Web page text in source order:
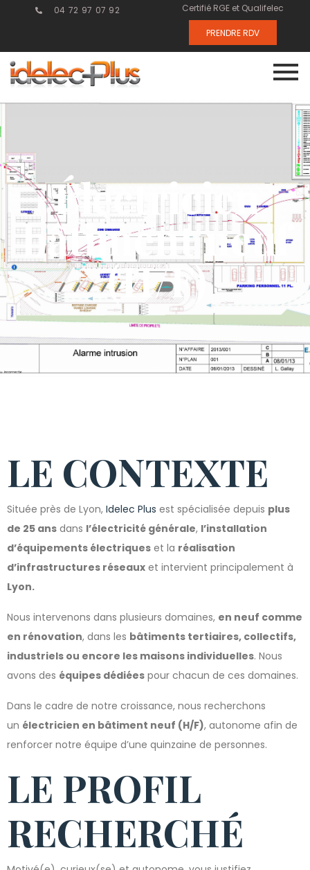
04 72 97 07 92 Certifié RGE et Qualifelec
PRENDRE RDV
Électricien
bâtiment neuf
(H/F)
LE CONTEXTE
Située près de Lyon, Idelec Plus est spécialisée depuis plus
de 25 ans dans l’électricité générale, l’installation
d’équipements électriques et la réalisation
d’infrastructures réseaux et intervient principalement à
Lyon.
Nous intervenons dans plusieurs domaines, en neuf comme
en rénovation, dans les bâtiments tertiaires, collectifs,
industriels ou encore les maisons individuelles. Nous
avons des équipes dédiées pour chacun de ces domaines.
Dans le cadre de notre croissance, nous recherchons
un électricien en bâtiment neuf (H/F), autonome afin de
renforcer notre équipe d’une quinzaine de personnes.
LE PROFIL
RECHERCHÉ